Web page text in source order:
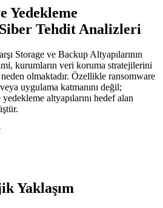
Yedekleme
Tehdit Analizleri
Storage ve Backup Altyapılarının
kurumların veri koruma stratejilerini
olmaktadır. Özellikle ransomware
uygulama katmanını değil;
altyapılarını hedef alan
Yaklaşım